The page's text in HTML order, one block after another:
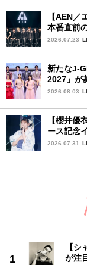
【AEN／
本番直前
ーケース
2026.07.23
新たなJ-
2027」が
視した「
2026.08.03
【櫻井優
ース記念
2026.07.31
【
が注